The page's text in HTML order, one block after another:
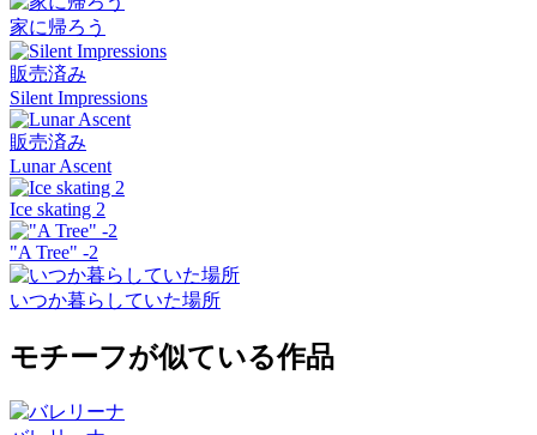
家に帰ろう
販売済み
Silent Impressions
販売済み
Lunar Ascent
Ice skating 2
"A Tree" -2
いつか暮らしていた場所
モチーフが似ている作品